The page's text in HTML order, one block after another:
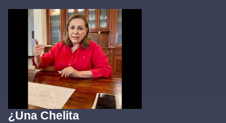
¿Una Chelita